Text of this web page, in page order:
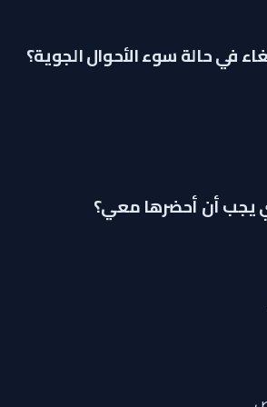
في حالة سوء الأحوال الجوية؟
يجب أن أحضرها معي؟